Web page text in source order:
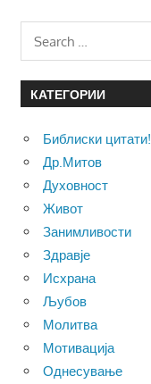
КАТЕГОРИИ
Библиски цитати!
Др.Митов
Духовност
Живот
Занимливости
Здравје
Исхрана
Љубов
Молитва
Мотивација
Однесување